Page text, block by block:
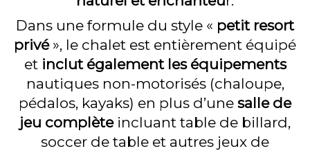
M
h
e
Dans une formule du style « petit resort
privé», le chalet est entièrement équipé
et inclut également les équipements
nautiques non-motorisés (chaloupe,
pédalos, kayaks) en plus d’une salle de
jeu complèteincluant table de billard,
soccer de table et autres jeux de